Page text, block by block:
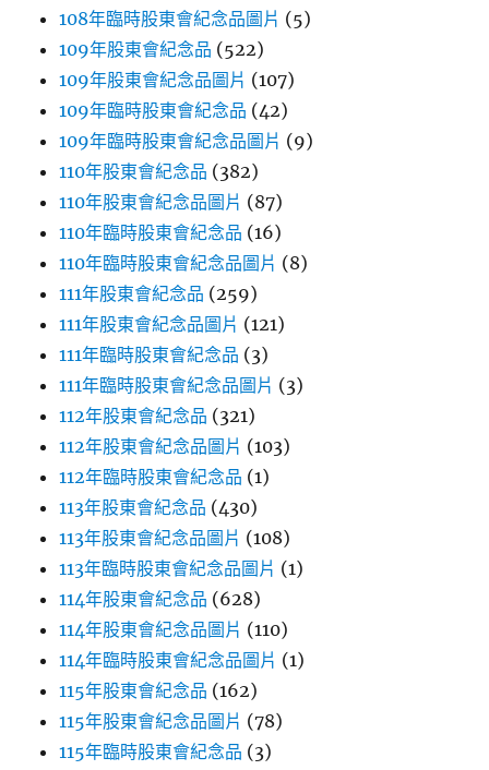
108年臨時股東會紀念品圖片 (5)
109年股東會紀念品 (522)
109年股東會紀念品圖片 (107)
109年臨時股東會紀念品 (42)
109年臨時股東會紀念品圖片 (9)
110年股東會紀念品 (382)
110年股東會紀念品圖片 (87)
110年臨時股東會紀念品 (16)
110年臨時股東會紀念品圖片 (8)
111年股東會紀念品 (259)
111年股東會紀念品圖片 (121)
111年臨時股東會紀念品 (3)
111年臨時股東會紀念品圖片 (3)
112年股東會紀念品 (321)
112年股東會紀念品圖片 (103)
112年臨時股東會紀念品 (1)
113年股東會紀念品 (430)
113年股東會紀念品圖片 (108)
113年臨時股東會紀念品圖片 (1)
114年股東會紀念品 (628)
114年股東會紀念品圖片 (110)
114年臨時股東會紀念品圖片 (1)
115年股東會紀念品 (162)
115年股東會紀念品圖片 (78)
115年臨時股東會紀念品 (3)